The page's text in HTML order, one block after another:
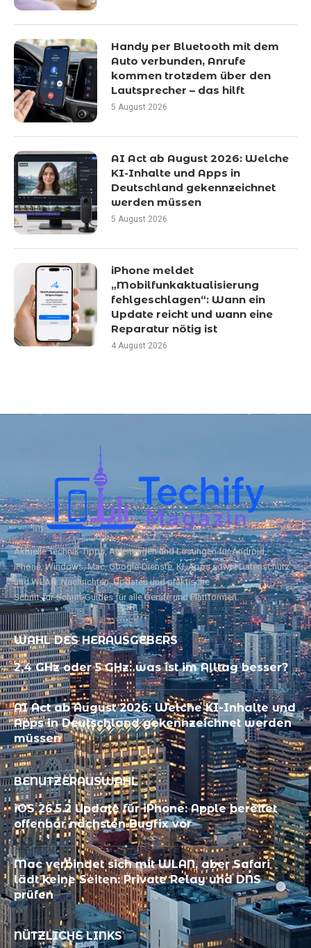
Handy per Bluetooth mit dem
Auto verbunden, Anrufe
kommen trotzdem über den
Lautsprecher – das hilft
5 August 2026
AI Act ab August 2026: Welche
KI-Inhalte und Apps in
Deutschland gekennzeichnet
werden müssen
5 August 2026
iPhone meldet
„Mobilfunkaktualisierung
fehlgeschlagen“: Wann ein
Update reicht und wann eine
Reparatur nötig ist
4 August 2026
Aktuelle Technik‑Tipps, Anleitungen und Lösungen für Android,
iPhone, Windows, Mac, Google‑Dienste, KI, Apps sowie Datenschutz
und WLAN. Nachrichten, Updates und praktische
Schritt‑für‑Schritt‑Guides für alle Geräte und Plattformen.
WAHL DES HERAUSGEBERS
2,4 GHz oder 5 GHz: was ist im Alltag besser?
AI Act ab August 2026: Welche KI-Inhalte und
Apps in Deutschland gekennzeichnet werden
müssen
BENUTZERAUSWAHL
iOS 26.5.2 Update für iPhone: Apple bereitet
offenbar nächsten Bugfix vor
Mac verbindet sich mit WLAN, aber Safari
lädt keine Seiten: Private Relay und DNS
prüfen
NÜTZLICHE LINKS